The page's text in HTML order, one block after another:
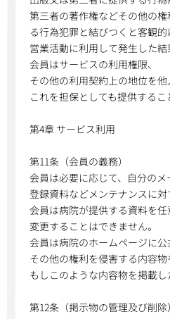
第三者の著作権などその他の
る行為犯罪と結びつくと客観
営業活動に利用して発生した
会員はサービスの利用権限、
その他の利用契約上の地位を
これを担保としても提供するこ
第4章 サービス利用
第11条（会員の義務）
会員は必要に応じて、自分のメ
登録資料などメンテナンスに対
会員は病院が提供する資料を任
変更することはできません。
会員は病院のホームページに
その他の権利を侵害する内容
もしこのような内容物を掲載
第12条（掲示物の管理及び削除）